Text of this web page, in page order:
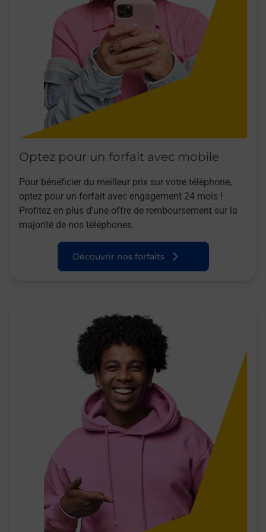
Optez pour un forfait avec mobile
Pour bénéficier du meilleur prix sur votre téléphone,
optez pour un forfait avec engagement 24 mois !
Profitez en plus d’une offre de remboursement sur la
majorité de nos téléphones.
Découvrir nos forfaits